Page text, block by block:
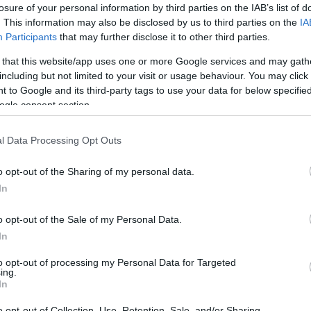
of your personal information by third parties on the IAB’s list of
This information may also be disclosed by us to third parties on the
Participants that may further disclose it to other third parties.
that this website/app uses one or more Google services and may
but not limited to your visit or usage behaviour. You may
to Google and its third-party tags to use your data for below
consent section.
Data Processing Opt Outs
opt-out of the Sharing of my personal data.
opt-out of the Sale of my Personal Data.
opt-out of processing my Personal Data for Targeted
Boldog
párkapcsolatot
szeretnél?
közösen a
házimunkát!
2025-06-11.
ek helyszíne
párkapcsolatotok